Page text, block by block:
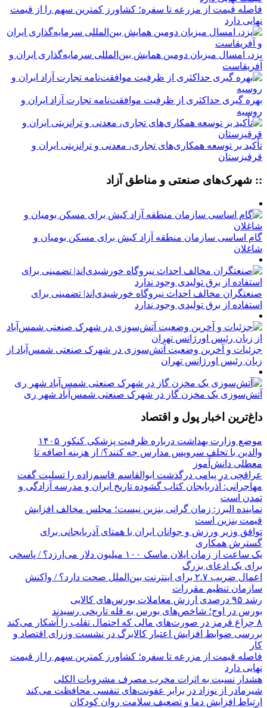
فاصله قیمت از مزرعه تا سفره؛ کشاورز کمترین سهم را از قیمت
نهایی دارد
یزد، امسال میزبان دومین همایش بین‌المللی سرمایه‌گذاری ایران و
آفریقاست
بهره گیری حداکثری از ظرفیت موافقت‌نامه تجارت آزاد ایران و
روسیه
تأکید بر توسعه همکاری‌های تجاری، معدنی و ترانزیتی ایران و
قرقیزستان
:: شهرک‌های صنعتی و مناطق آزاد
گام اساسی سازمان منطقه آزاد کیش برای مسکن بومیان و
شاغلان
صنعتگران مخالف احداث نیروگاه خورشیدی‌اند| تضمینی برای
استفاده از برق تولیدی وجود ندارد
جزئیات و آخرین وضعیت آتش‌سوزی در شهرک صنعتی شمس‌آباد از
زبان رئیس اورژانس تهران
آتش‌سوزی یک مخزن گاز در شهرک صنعتی شمس‌آباد شهر ری
داغ‌ترین اخبار پول و اقتصاد
موضع وزارت بهداشت درباره ظرفیت پزشکی کنکور ۱۴۰۵
والدین با تخلف سرویس مدارس چه کنند؟/ از هزینه اضافه تا
معطلی دانش‌آموز
عراقچی در پیامی درگذشت ابوالقاسم قاسم‌زاده را تسلیت گفت
مهاجرانی: آذربایجان کتاب گشوده تاریخ ایران و مدرسه آزادگی و
تمدن است
نماینده البرز: زمان گرانی بنزین نیست؛ مجلس مخالف افزایش
قیمت بنزین است
توافق وزیر ورزش و جوانان ایران با همتای آذربایجانی برای
گسترش همکاری
یک ساعت از زمان ایلان ماسک ۱۰۰ میلیون دلار می‌ارزد؟ / پاسخی
برای یک ادعای بزرگ
اعمال ضریب ۲.۷ برای اینترنت بین‌الملل صحت دارد؟ / واکنش
سازمان تنظیم مقررات
رشد ۹۵ درصدی ارزش معاملات بورس‌های کالایی
بورس در اوج؛ شاخص‌های بورس به قله تاریخی رسیدند
۸ چراغ قرمز در صورت‌های مالی که احتمال تقلب را آشکار می‌کند
بررسی ضوابط افزایش اعتبار کالابرگ در نشست وزرای اقتصاد و
کار
فاصله قیمت از مزرعه تا سفره؛ کشاورز کمترین سهم را از قیمت
نهایی دارد
هشدار نسبت به اثرات مخرب مصرف مشروبات الکلی
شیرمادر از نوزاد در برابر عفونت‌های تنفسی محافظت می‌کند
ارتباط افزایش دما و تضعیف سلامت روان کودکان